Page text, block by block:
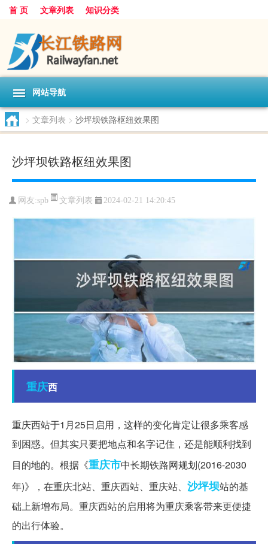
首 页 文章列表 知识分类
网站导航
> 文章列表 > 沙坪坝铁路枢纽效果图
沙坪坝铁路枢纽效果图
网友:spb 文章列表 2024-02-21 14:20:45
重庆西
重庆西站于1月25日启用，这样的变化肯定让很多乘客感
到困惑。但其实只要把地点和名字记住，还是能顺利找到
目的地的。根据《重庆市中长期铁路网规划(2016-2030
年)》，在重庆北站、重庆西站、重庆站、 沙坪坝站的基
础上新增布局。重庆西站的启用将为重庆乘客带来更便捷
的出行体验。